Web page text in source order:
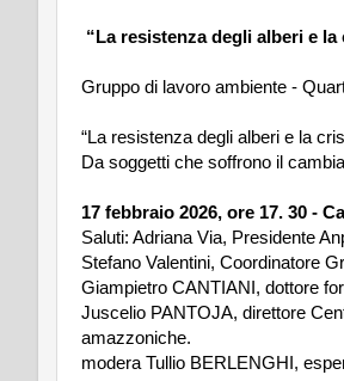
“La resistenza degli alberi e
Gruppo di lavoro ambiente -
“La resistenza degli alberi e la
Da soggetti che soffrono il
17 febbraio 2026, ore 17. 30 -
Saluti: Adriana Via, Presidente
Stefano Valentini, Coordinatore
Giampietro CANTIANI, dottore
Juscelio PANTOJA, direttore
amazzoniche.
modera Tullio BERLENGHI,